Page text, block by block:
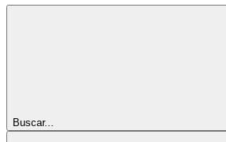
Buscar...